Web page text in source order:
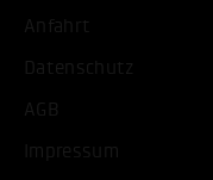
Anfahrt
Datenschutz
AGB
Impressum